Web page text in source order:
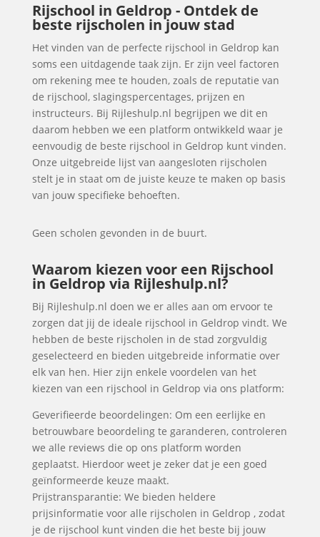
Rijschool in Geldrop - Ontdek de
beste rijscholen in jouw stad
Het vinden van de perfecte rijschool in Geldrop kan
soms een uitdagende taak zijn. Er zijn veel factoren
om rekening mee te houden, zoals de reputatie van
de rijschool, slagingspercentages, prijzen en
instructeurs. Bij Rijleshulp.nl begrijpen we dit en
daarom hebben we een platform ontwikkeld waar je
eenvoudig de beste rijschool in Geldrop kunt vinden.
Onze uitgebreide lijst van aangesloten rijscholen
stelt je in staat om de juiste keuze te maken op basis
van jouw specifieke behoeften.
Geen scholen gevonden in de buurt.
Waarom kiezen voor een Rijschool
in Geldrop via Rijleshulp.nl?
Bij Rijleshulp.nl doen we er alles aan om ervoor te
zorgen dat jij de ideale rijschool in Geldrop vindt. We
hebben de beste rijscholen in de stad zorgvuldig
geselecteerd en bieden uitgebreide informatie over
elk van hen. Hier zijn enkele voordelen van het
kiezen van een rijschool in Geldrop via ons platform:
Geverifieerde beoordelingen: Om een eerlijke en
betrouwbare beoordeling te garanderen, controleren
we alle reviews die op ons platform worden
geplaatst. Hierdoor weet je zeker dat je een goed
geïnformeerde keuze maakt.
Prijstransparantie: We bieden heldere
prijsinformatie voor alle rijscholen in Geldrop , zodat
je de rijschool kunt vinden die het beste bij jouw